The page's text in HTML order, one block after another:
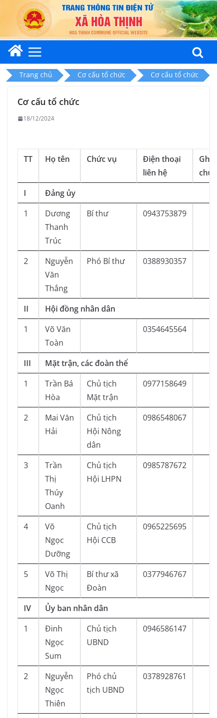
content
Trang chủ Cơ cấu tổ chức Cơ cấu tổ chức
Cơ cấu tổ chức
18/12/2024
TT Họ tên Chức vụ
Điện thoại
liên hệ
Ghi
chú
I
Đảng ủy
1
Dương
Thanh
Trúc
Bí thư 0943753879
2
Nguyễn
Văn
Thắng
Phó Bí thư 0388930357
II
Hội đồng nhân dân
1
Võ Văn
Toàn
0354645564
III
Mặt trận, các đoàn thể
1
Trần Bá
Hòa
Chủ tịch
Mặt trận
0977158649
2
Mai Văn
Hải
Chủ tịch
Hội Nông
dân
0986548067
3
Trần
Thị
Thúy
Oanh
Chủ tịch
Hội LHPN
0985787672
4
Võ
Ngọc
Dưỡng
Chủ tịch
Hội CCB
0965225695
5
Võ Thị
Ngọc
Bí thư xã
Đoàn
0377946767
IV
Ủy ban nhân dân
1
Đinh
Ngọc
Sum
Chủ tịch
UBND
0946586147
2
Nguyễn
Ngọc
Thiên
Phó chủ
tịch UBND
0378928761